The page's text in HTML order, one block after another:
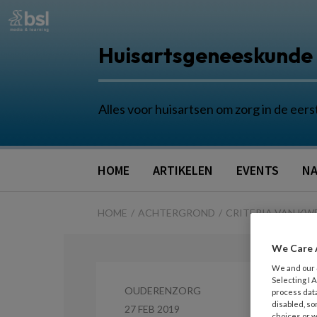
Huisartsgeneeskunde
Alles voor huisartsen om zorg in de
HOME ARTIKELEN EVENTS
HOME ACHTERGROND CRITERIA VAN
OUDERENZORG
27 FEB 2019
We Care
We and our
Selecting I
process
disabled,